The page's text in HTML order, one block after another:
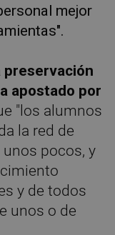
mejor
preservación
apostado por
"los alumnos
la red de
pocos, y
y de todos
unos o de